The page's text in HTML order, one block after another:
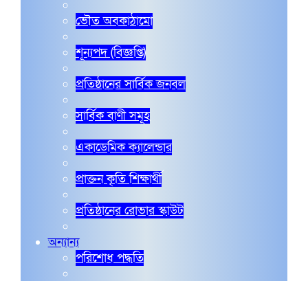
ভৌত অবকাঠামো
শূন্যপদ (বিজ্ঞপ্তি)
প্রতিষ্ঠানের সার্বিক জনবল
সার্বিক বাণী সমূহ
একাডেমিক ক্যালেন্ডার
প্রাক্তন কৃতি শিক্ষার্থী
প্রতিষ্ঠানের রোভার স্কাউট
অন্যান্য
পরিশোধ পদ্ধতি